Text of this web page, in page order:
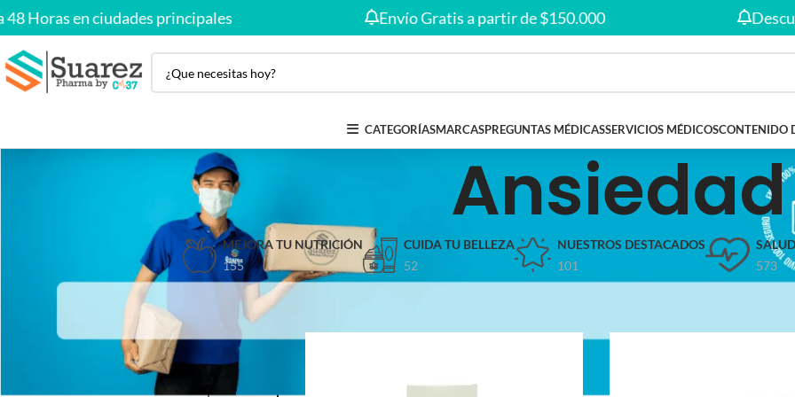
en ciudades principales Envío Gratis a partir de $150.000
CATEGORÍASMARCASPREGUNTAS MÉDICASSERVICIOS MÉDICOSCONTENIDO
Ansiedad
MEJORA TU NUTRICIÓN
155
CUIDA TU BELLEZA
52
NUESTROS DESTACADOS
101
573
FILTRAR POR PRECIO
FILTRAR
Envío gratis en compras desde